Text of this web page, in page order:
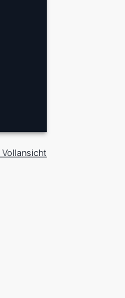
Vollansicht